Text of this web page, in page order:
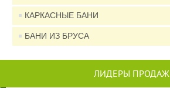
КАРКАСНЫЕ БАНИ
БАНИ ИЗ БРУСА
ЛИДЕРЫ ПРОДАЖ